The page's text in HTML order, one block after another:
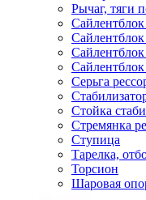
Рычаг, тяги
Серьга
Стойка
Стремянка
Ступица
Тарелка,
Торсион
Шаровая